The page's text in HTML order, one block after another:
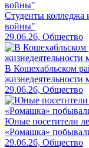
Студенты колледжа
войны"
29.06.26, Общество
В Кошехабльском
жизнедеятельности
29.06.26, Общество
Юные посетители
«Ромашка»
29.06.26, Общество